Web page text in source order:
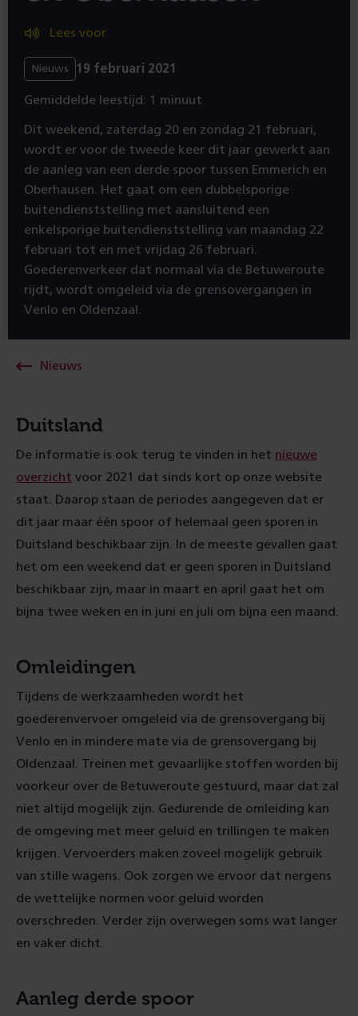
Lees voor
Nieuws 19 februari 2021
Gemiddelde leestijd: 1 minuut
Dit weekend, zaterdag 20 en zondag 21 februari,
wordt er voor de tweede keer dit jaar gewerkt aan
de aanleg van een derde spoor tussen Emmerich en
Oberhausen. Het gaat om een dubbelsporige
buitendienststelling met aansluitend een
enkelsporige buitendienststelling van maandag 22
februari tot en met vrijdag 26 februari.
Goederenverkeer dat normaal via de Betuweroute
rijdt, wordt omgeleid via de grensovergangen in
Venlo en Oldenzaal.
Nieuws
Duitsland
De informatie is ook terug te vinden in het nieuwe
overzicht voor 2021 dat sinds kort op onze website
staat. Daarop staan de periodes aangegeven dat er
dit jaar maar één spoor of helemaal geen sporen in
Duitsland beschikbaar zijn. In de meeste gevallen gaat
het om een weekend dat er geen sporen in Duitsland
beschikbaar zijn, maar in maart en april gaat het om
bijna twee weken en in juni en juli om bijna een maand.
Omleidingen
Tijdens de werkzaamheden wordt het
goederenvervoer omgeleid via de grensovergang bij
Venlo en in mindere mate via de grensovergang bij
Oldenzaal. Treinen met gevaarlijke stoffen worden bij
voorkeur over de Betuweroute gestuurd, maar dat zal
niet altijd mogelijk zijn. Gedurende de omleiding kan
de omgeving met meer geluid en trillingen te maken
krijgen. Vervoerders maken zoveel mogelijk gebruik
van stille wagens. Ook zorgen we ervoor dat nergens
de wettelijke normen voor geluid worden
overschreden. Verder zijn overwegen soms wat langer
en vaker dicht.
Aanleg derde spoor